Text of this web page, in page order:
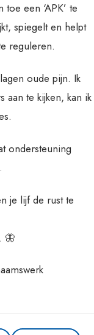
een ‘APK’ te
spiegelt en helpt
reguleren.
oude pijn. Ik
aan te kijken, kan ik
ondersteuning
je lijf de rust te
🦋